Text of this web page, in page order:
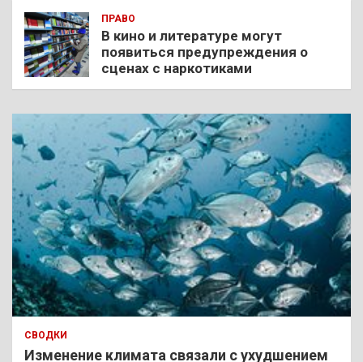
ПРАВО
В кино и литературе могут
появиться предупреждения о
сценах с наркотиками
СВОДКИ
Изменение климата связали с ухудшением